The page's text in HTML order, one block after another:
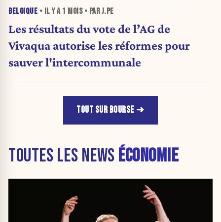
BELGIQUE • IL Y A 1 MOIS• PAR J.PE
Les résultats du vote de l’AG de
Vivaqua autorise les réformes pour
sauver l'intercommunale
TOUT SUR BOURSE
TOUTES LES NEWS ÉCONOMIE